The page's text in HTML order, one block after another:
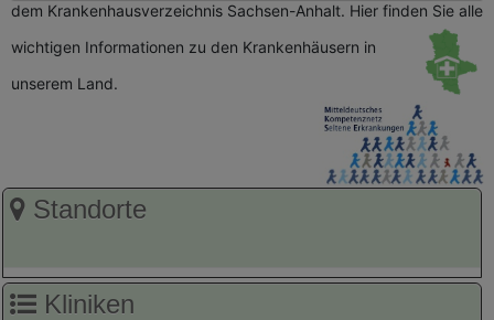
dem Krankenhausverzeichnis Sachsen-Anhalt. Hier finden Sie alle
wichtigen Informationen zu den Krankenhäusern in
unserem Land.
Standorte
Kliniken